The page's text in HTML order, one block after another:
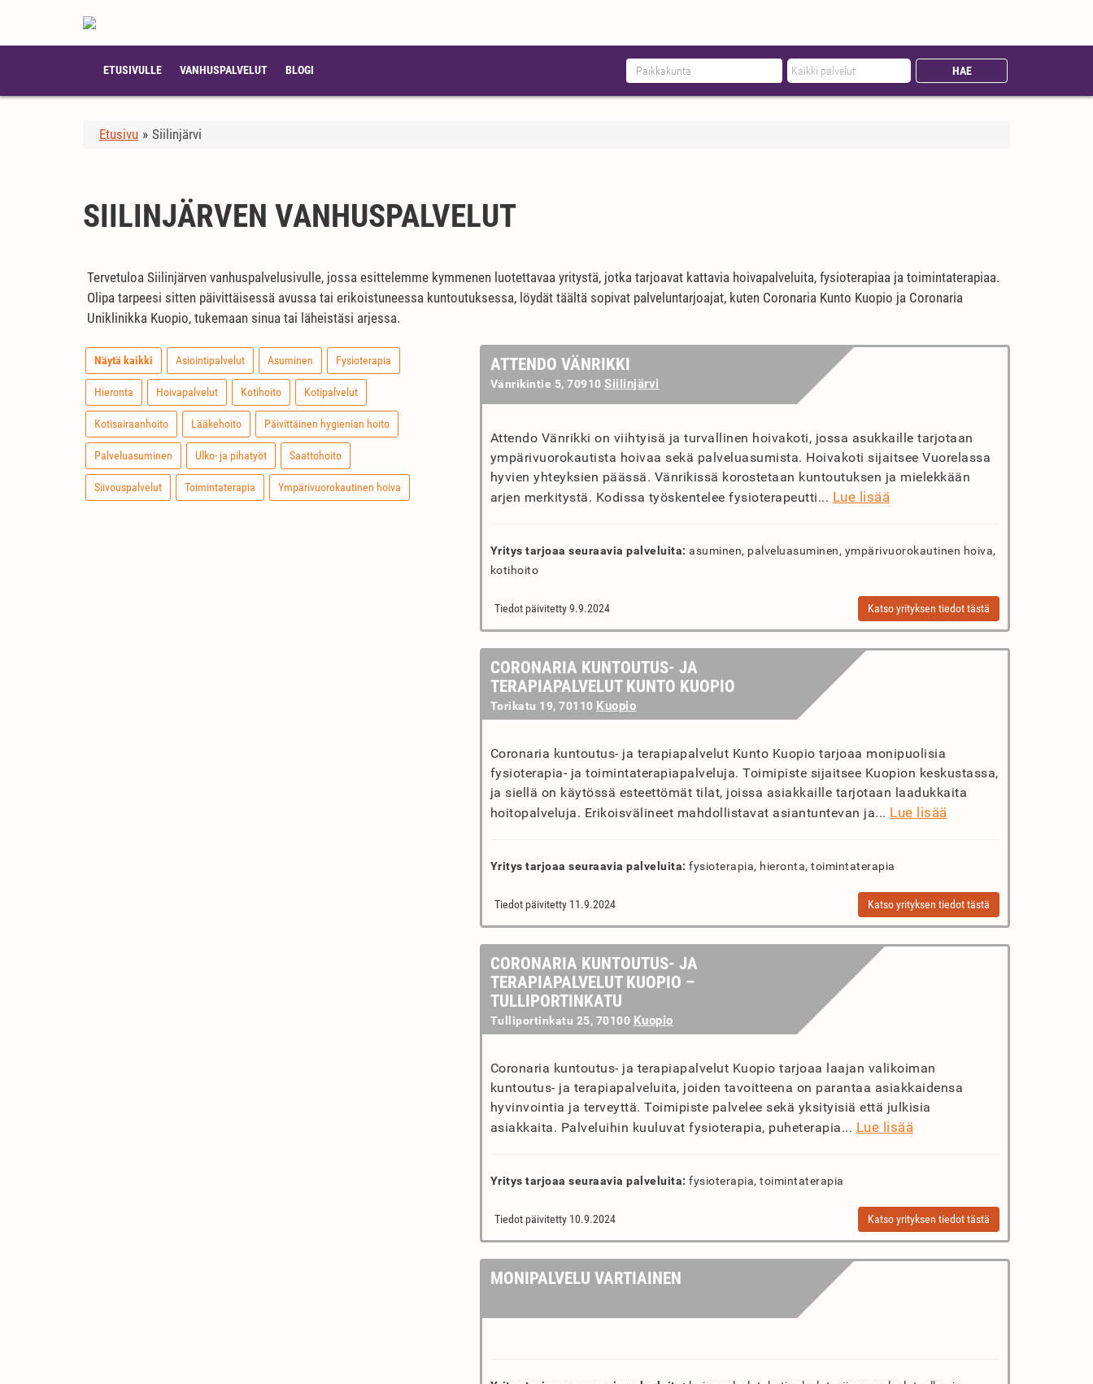
ETUSIVULLE VANHUSPALVELUT BLOGI
Etusivu » Siilinjärvi
SIILINJÄRVEN VANHUSPALVELUT
Tervetuloa Siilinjärven vanhuspalvelusivulle, jossa esittelemme kymmenen luotettavaa yritystä, jotka tarjoavat kattavia hoivapalveluita, fysioterapiaa ja toimintaterapiaa.
Olipa tarpeesi sitten päivittäisessä avussa tai erikoistuneessa kuntoutuksessa, löydät täältä sopivat palveluntarjoajat, kuten Coronaria Kunto Kuopio ja Coronaria
Uniklinikka Kuopio, tukemaan sinua tai läheistäsi arjessa.
Näytä kaikki Asiointipalvelut Asuminen Fysioterapia
Hieronta Hoivapalvelut Kotihoito Kotipalvelut
Kotisairaanhoito Lääkehoito Päivittäinen hygienian hoito
Palveluasuminen Ulko- ja pihatyöt Saattohoito
Siivouspalvelut Toimintaterapia Ympärivuorokautinen hoiva
ATTENDO VÄNRIKKI
Vänrikintie 5, 70910 Siilinjärvi
Attendo Vänrikki on viihtyisä ja turvallinen hoivakoti, jossa asukkaille tarjotaan
ympärivuorokautista hoivaa sekä palveluasumista. Hoivakoti sijaitsee Vuorelassa
hyvien yhteyksien päässä. Vänrikissä korostetaan kuntoutuksen ja mielekkään
arjen merkitystä. Kodissa työskentelee fysioterapeutti... Lue lisää
Yritys tarjoaa seuraavia palveluita: asuminen, palveluasuminen, ympärivuorokautinen hoiva,
kotihoito
Tiedot päivitetty 9.9.2024 Katso yrityksen tiedot tästä
CORONARIA KUNTOUTUS- JA
TERAPIAPALVELUT KUNTO KUOPIO
Torikatu 19, 70110 Kuopio
Coronaria kuntoutus- ja terapiapalvelut Kunto Kuopio tarjoaa monipuolisia
fysioterapia- ja toimintaterapiapalveluja. Toimipiste sijaitsee Kuopion keskustassa,
ja siellä on käytössä esteettömät tilat, joissa asiakkaille tarjotaan laadukkaita
hoitopalveluja. Erikoisvälineet mahdollistavat asiantuntevan ja... Lue lisää
Yritys tarjoaa seuraavia palveluita: fysioterapia, hieronta, toimintaterapia
Tiedot päivitetty 11.9.2024 Katso yrityksen tiedot tästä
CORONARIA KUNTOUTUS- JA
TERAPIAPALVELUT KUOPIO –
TULLIPORTINKATU
Tulliportinkatu 25, 70100 Kuopio
Coronaria kuntoutus- ja terapiapalvelut Kuopio tarjoaa laajan valikoiman
kuntoutus- ja terapiapalveluita, joiden tavoitteena on parantaa asiakkaidensa
hyvinvointia ja terveyttä. Toimipiste palvelee sekä yksityisiä että julkisia
asiakkaita. Palveluihin kuuluvat fysioterapia, puheterapia... Lue lisää
Yritys tarjoaa seuraavia palveluita: fysioterapia, toimintaterapia
Tiedot päivitetty 10.9.2024 Katso yrityksen tiedot tästä
MONIPALVELU VARTIAINEN